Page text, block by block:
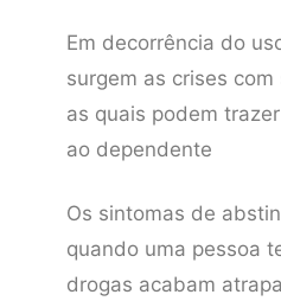
Em decorrência do
surgem as crises
as quais podem
ao dependente
Os sintomas de
quando uma pessoa
drogas acabam